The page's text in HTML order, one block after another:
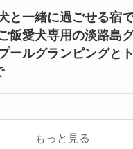
と一緒に過ごせる宿
飯愛犬専用の淡路島
ールグランピングと
もっと見る